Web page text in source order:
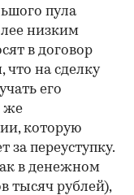
пула
низким
в договор
что на сделку
его
же
которую
за переуступку.
в денежном
тысяч рублей),